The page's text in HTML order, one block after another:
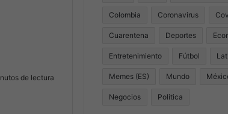
de lectura
Colombia Coronavirus
Cuarentena Deportes
Entretenimiento Fútbol
Memes (ES) Mundo
Negocios Politica